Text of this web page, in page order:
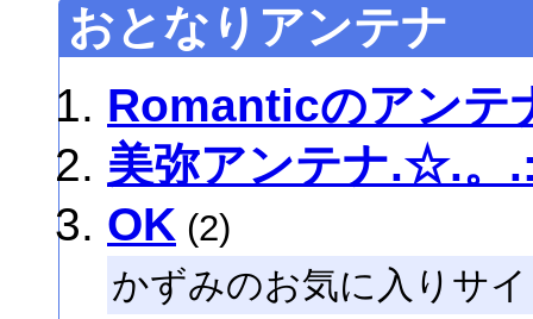
おとなりアンテナ
Romanticのアンテ
美弥アンテナ.☆.。
OK (2)
かずみのお気に入りサ